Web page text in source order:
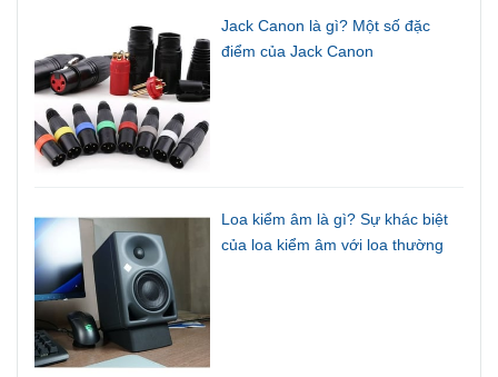
Jack Canon là gì? Một số đặc
điểm của Jack Canon
Loa kiểm âm là gì? Sự khác biệt
của loa kiểm âm với loa thường